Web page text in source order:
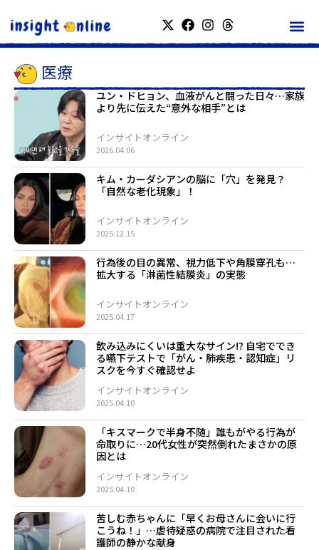
医療
ユン・ドヒョン、血液がんと闘った日々…家族
より先に伝えた“意外な相手”とは
2026.04.06
インサイトオンライン
キム・カーダシアンの脳に「穴」を発見？
「自然な老化現象」！
2025.12.15
インサイトオンライン
行為後の目の異常、視力低下や角膜穿孔も…
拡大する「淋菌性結膜炎」の実態
2025.04.17
インサイトオンライン
飲み込みにくいは重大なサイン!? 自宅ででき
る嚥下テストで「がん・肺疾患・認知症」リ
スクを今すぐ確認せよ
2025.04.10
インサイトオンライン
「キスマークで半身不随」誰もがやる行為が
命取りに…20代女性が突然倒れたまさかの原
因とは
2025.04.10
インサイトオンライン
苦しむ赤ちゃんに「早くお母さんに会いに行
こうね！」…虐待疑惑の病院で注目された看
護師の静かな献身